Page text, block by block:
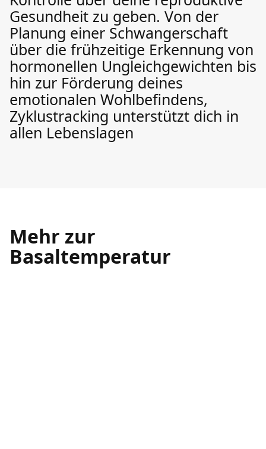
Gesundheit zu geben. Von der
Planung einer Schwangerschaft
über die frühzeitige Erkennung von
hormonellen Ungleichgewichten bis
hin zur Förderung deines
emotionalen Wohlbefindens,
Zyklustracking unterstützt dich in
allen Lebenslagen
Mehr zur
Basaltemperatur